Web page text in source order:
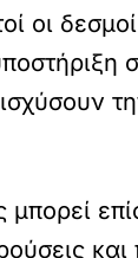
οι
και